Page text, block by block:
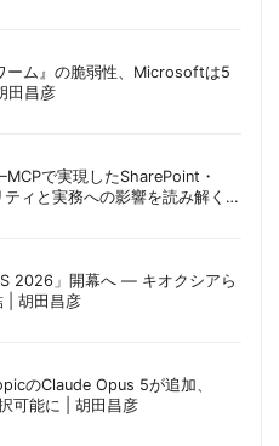
ム』の脆弱性、Microsoftは5
田昌彦
で実現したSharePoint・
ィと実務への影響を読み解く |
2026」開幕へ ― キオクシアら
| 胡田昌彦
のClaude Opus 5が追加、
可能に | 胡田昌彦